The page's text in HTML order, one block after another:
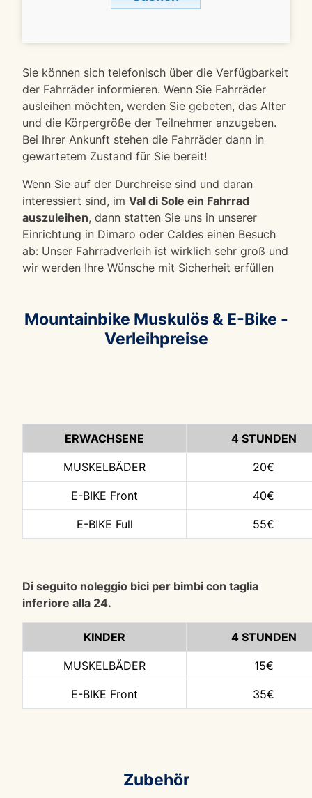
Sie können sich telefonisch über die Verfügbarkeit
der Fahrräder informieren. Wenn Sie Fahrräder
ausleihen möchten, werden Sie gebeten, das Alter
und die Körpergröße der Teilnehmer anzugeben.
Bei Ihrer Ankunft stehen die Fahrräder dann in
gewartetem Zustand für Sie bereit!
Wenn Sie auf der Durchreise sind und daran
interessiert sind, im Val di Sole ein Fahrrad
auszuleihen, dann statten Sie uns in unserer
Einrichtung in Dimaro oder Caldes einen Besuch
ab: Unser Fahrradverleih ist wirklich sehr groß und
wir werden Ihre Wünsche mit Sicherheit erfüllen
Mountainbike Muskulös & E-Bike -
Verleihpreise
ERWACHSENE 4 STUNDEN
MUSKELBÄDER 20€
E-BIKE Front 40€
E-BIKE Full 55€
Di seguito noleggio bici per bimbi con taglia
inferiore alla 24.
KINDER 4 STUNDEN
MUSKELBÄDER 15€
E-BIKE Front 35€
Zubehör